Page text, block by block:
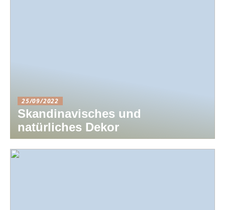
25/09/2022
Skandinavisches und
natürliches Dekor